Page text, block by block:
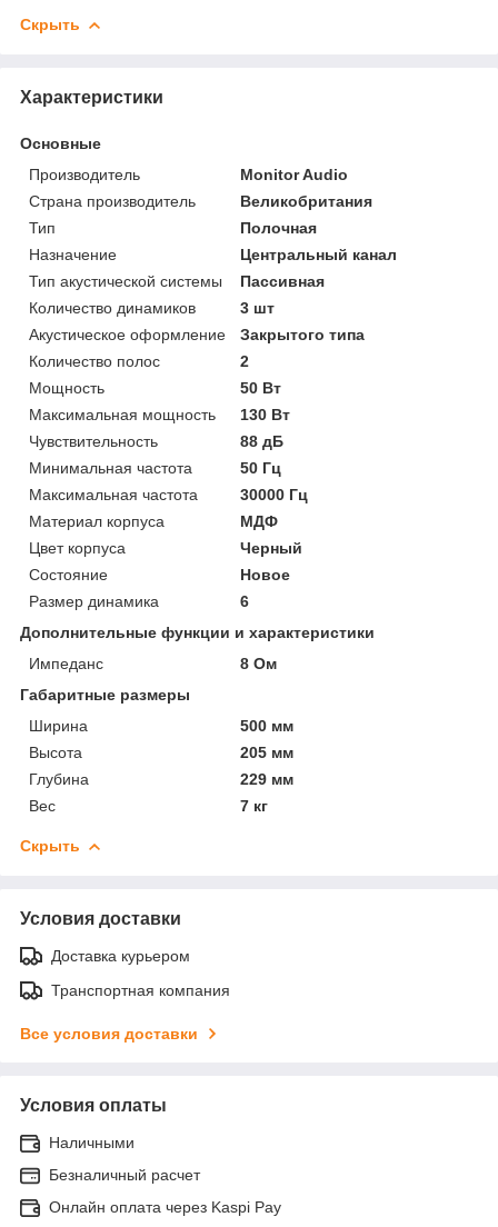
Скрыть
Характеристики
Основные
Производитель
Monitor Audio
Страна производитель
Великобритания
Тип
Полочная
Назначение
Центральный канал
Тип акустической системы
Пассивная
Количество динамиков
3 шт
Акустическое оформление
Закрытого типа
Количество полос
2
Мощность
50 Вт
Максимальная мощность
130 Вт
Чувствительность
88 дБ
Минимальная частота
50 Гц
Максимальная частота
30000 Гц
Материал корпуса
МДФ
Цвет корпуса
Черный
Состояние
Новое
Размер динамика
6
Дополнительные функции и характеристики
Импеданс
8 Ом
Габаритные размеры
Ширина
500 мм
Высота
205 мм
Глубина
229 мм
Вес
7 кг
Скрыть
Условия доставки
Доставка курьером
Транспортная компания
Все условия доставки
Условия оплаты
Наличными
Безналичный расчет
Онлайн оплата через Kaspi Pay